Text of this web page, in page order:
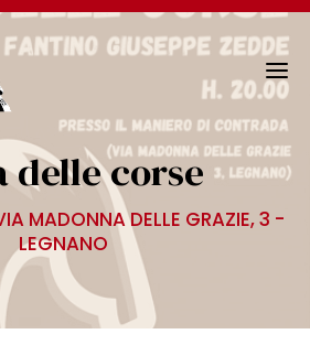
N
v
i
n
delle corse
MADONNA DELLE GRAZIE, 3 -
LEGNANO